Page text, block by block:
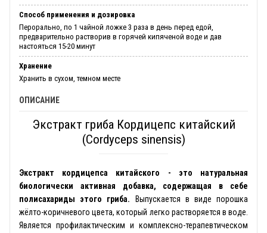
Способ применения и дозировка
Перорально, по 1 чайной ложке 3 раза в день перед едой,
предварительно растворив в горячей кипяченой воде и дав
настояться 15-20 минут
Хранение
Хранить в сухом, темном месте
ОПИСАНИЕ
Экстракт гриба Кордицепс китайский
(Cordyceps sinensis)
Экстракт кордицепса китайского - это натуральная
биологически активная добавка, содержащая в себе
полисахариды этого гриба. Выпускается в виде порошка
жёлто-коричневого цвета, который легко растворяется в воде.
Является профилактическим и комплексно-терапевтическом